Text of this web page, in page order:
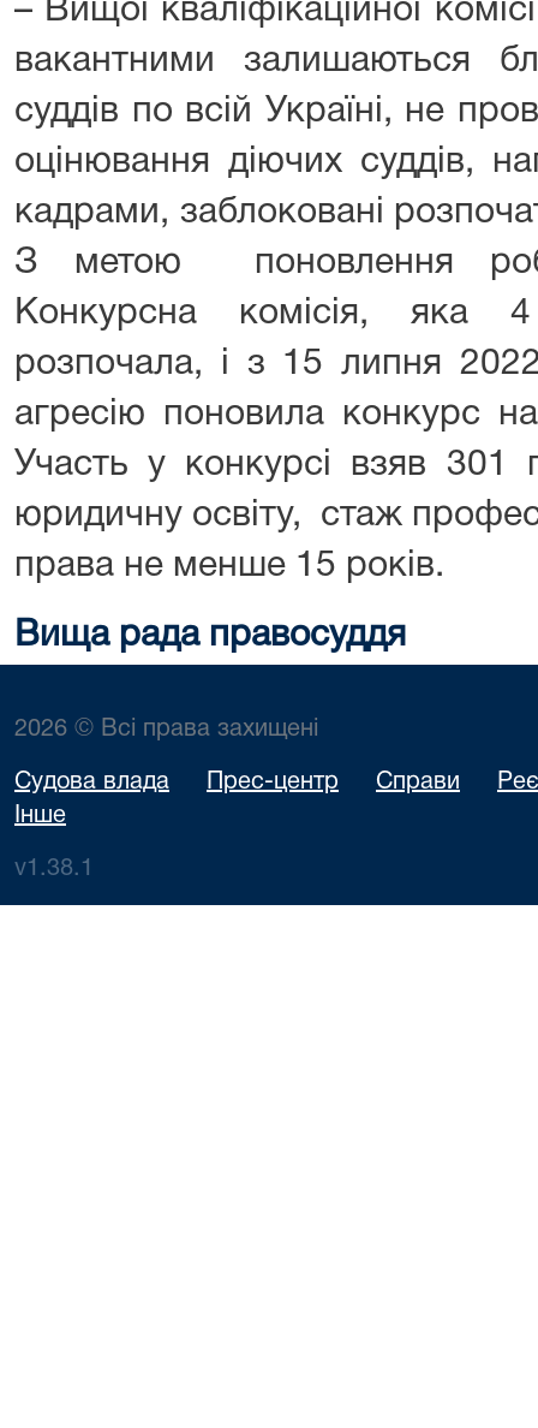
– Вищої кваліфікаційної
вакантними залишаються
суддів по всій Україні, не
оцінювання діючих суддів,
кадрами, заблоковані
З метою поновлення
Конкурсна комісія, яка
розпочала, і з 15 липня
агресію поновила конкурс
Участь у конкурсі взяв
юридичну освіту, стаж
права не менше 15 років.
Вища рада правосуддя
2026 © Всі права захищені
Судова влада Прес-центр Справи
Інше
v1.38.1